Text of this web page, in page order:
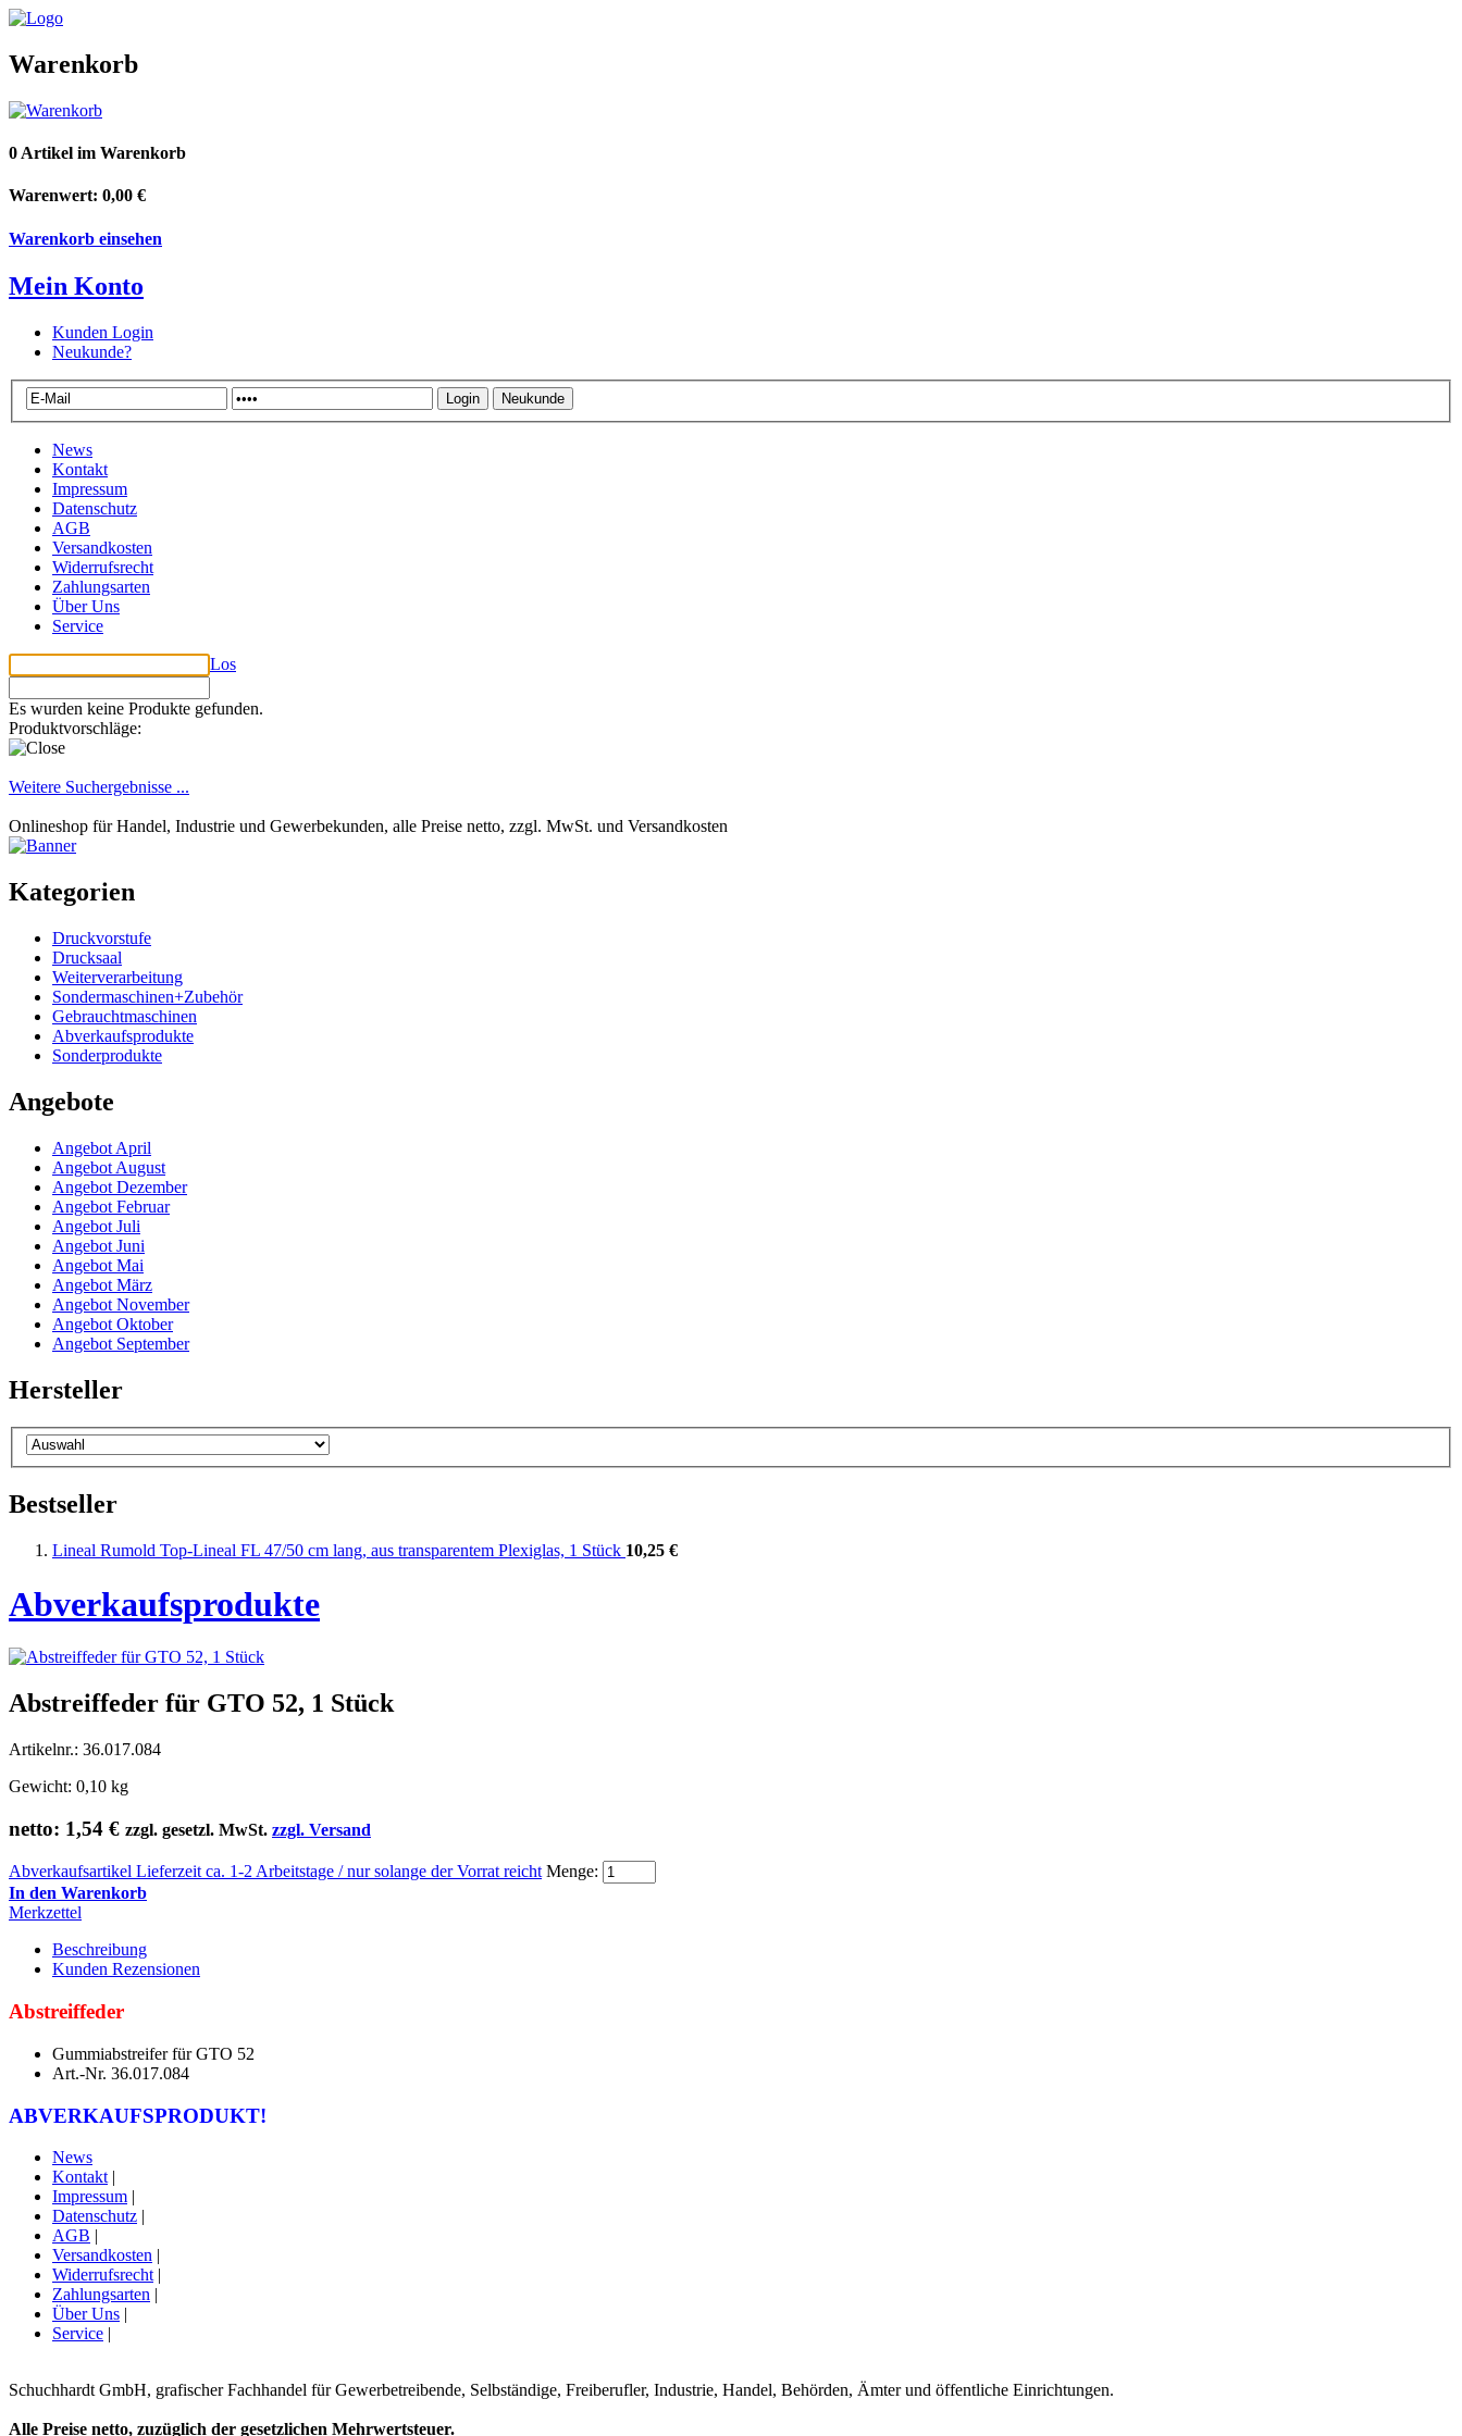
Warenkorb
0 Artikel im Warenkorb
Warenwert: 0,00 €
Warenkorb einsehen
Mein Konto
Kunden Login
Neukunde?
News
Kontakt
Impressum
Datenschutz
AGB
Versandkosten
Widerrufsrecht
Zahlungsarten
Über Uns
Service
Los
Es wurden keine Produkte gefunden.
Produktvorschläge:
Weitere Suchergebnisse ...
Onlineshop für Handel, Industrie und Gewerbekunden, alle Preise netto, zzgl. MwSt. und Versandkosten
Kategorien
Druckvorstufe
Drucksaal
Weiterverarbeitung
Sondermaschinen+Zubehör
Gebrauchtmaschinen
Abverkaufsprodukte
Sonderprodukte
Angebote
Angebot April
Angebot August
Angebot Dezember
Angebot Februar
Angebot Juli
Angebot Juni
Angebot Mai
Angebot März
Angebot November
Angebot Oktober
Angebot September
Hersteller
Bestseller
Lineal Rumold Top-Lineal FL 47/50 cm lang, aus transparentem Plexiglas, 1 Stück 10,25 €
Abverkaufsprodukte
Abstreiffeder für GTO 52, 1 Stück
Artikelnr.: 36.017.084
Gewicht: 0,10 kg
netto: 1,54 € zzgl. gesetzl. MwSt. zzgl. Versand
Abverkaufsartikel Lieferzeit ca. 1-2 Arbeitstage / nur solange der Vorrat reicht Menge:
In den Warenkorb
Merkzettel
Beschreibung
Kunden Rezensionen
Abstreiffeder
Gummiabstreifer für GTO 52
Art.-Nr. 36.017.084
ABVERKAUFSPRODUKT!
News
Kontakt |
Impressum |
Datenschutz |
AGB |
Versandkosten |
Widerrufsrecht |
Zahlungsarten |
Über Uns |
Service |
Schuchhardt GmbH, grafischer Fachhandel für Gewerbetreibende, Selbständige, Freiberufler, Industrie, Handel, Behörden, Ämter und öffentliche Einrichtungen.
Alle Preise netto, zuzüglich der gesetzlichen Mehrwertsteuer.